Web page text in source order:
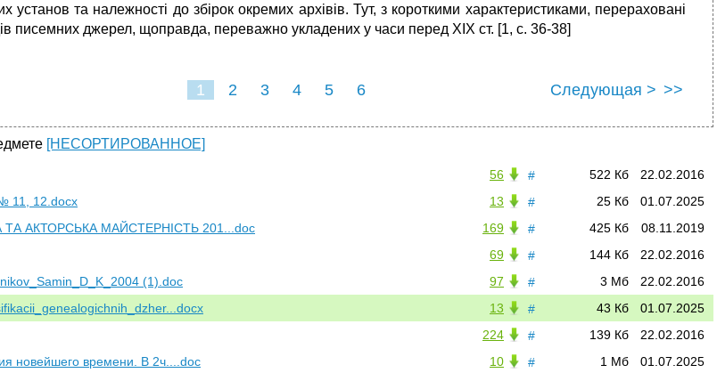
установ та належності до збірок окремих архівів. Тут, з короткими характеристиками, перераховані
писемних джерел, щоправда, переважно укладених у часи перед ХІХ ст. [1, c. 36-38]
1 2 3 4 5 6 Следующая > >>
[НЕСОРТИРОВАННОЕ]
# 22.02.2016
522 Кб
56
#
01.07.2025
25 Кб
13
11, 12.docx
#
08.11.2019
425 Кб
169
АКТОРСЬКА МАЙСТЕРНІСТЬ 201...doc
#
22.02.2016
144 Кб
69
#
22.02.2016
3 Мб
97
(1).doc
#
01.07.2025
43 Кб
13
#
22.02.2016
139 Кб
224
#
01.07.2025
1 Мб
10
новейшего времени. В 2ч....doc